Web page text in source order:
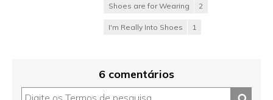
Shoes are for Wearing 2
I'm Really Into Shoes 1
6 comentários